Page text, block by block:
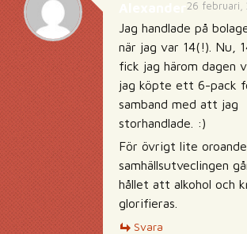
26 februari,
Jag handlade på
när jag var 14(!). Nu,
fick jag härom dagen
jag köpte ett 6-pack
samband med att jag
storhandlade. :)
För övrigt lite
samhällsutveclingen
hållet att alkohol och
glorifieras.
Svara